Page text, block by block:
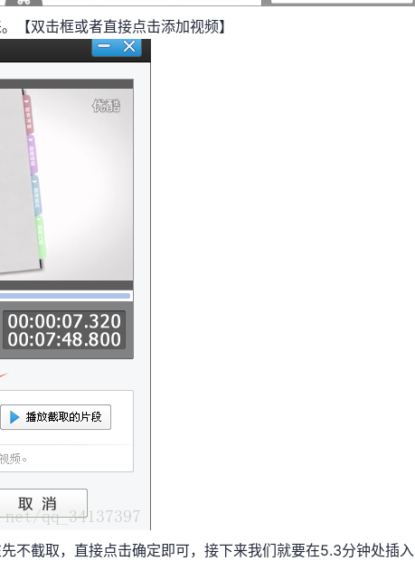
【双击框或者直接点击添加视频】
不截取，直接点击确定即可，接下来我们就要在5.3分钟处插入